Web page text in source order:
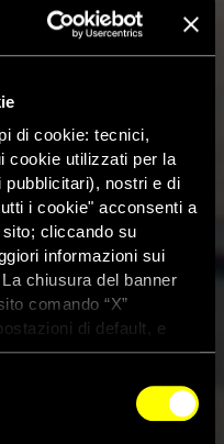
di cookie: tecnici,
cookie utilizzati per la
pubblicitari), nostri e di
i cookie" acconsenti a
cliccando su
informazioni sui
chiusura del banner
comando “X”
di default, e
con i cookie